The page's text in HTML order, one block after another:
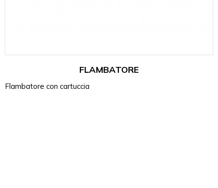
FLAMBATORE
Flambatore con cartuccia